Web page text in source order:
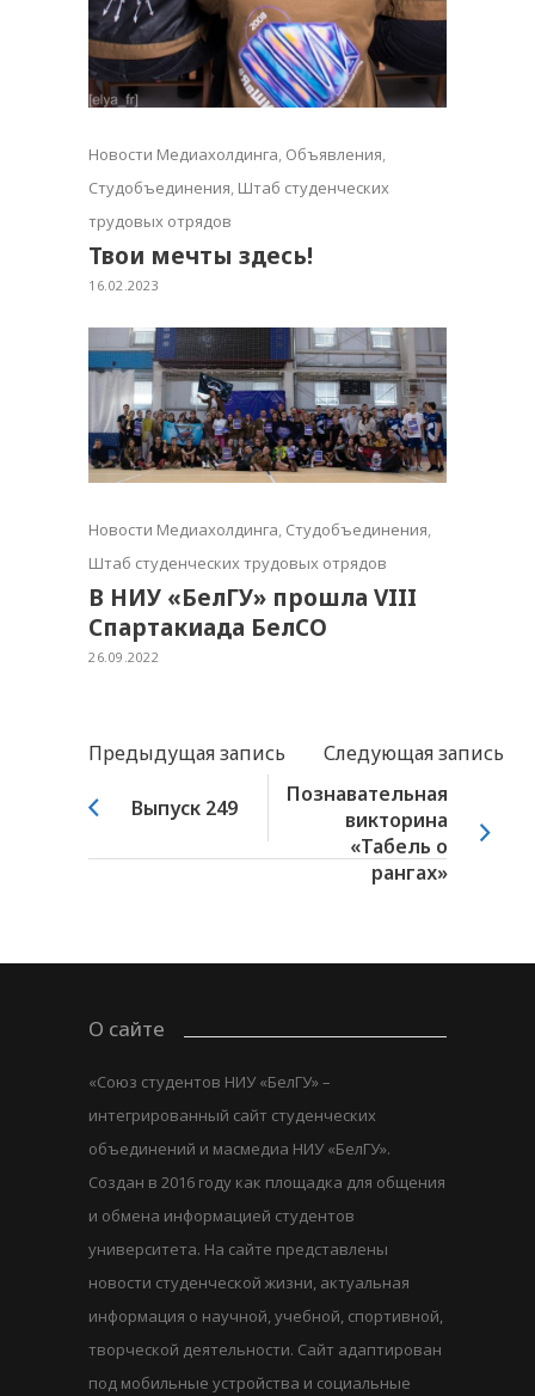
Новости Медиахолдинга Объявления
Студобъединения Штаб студенческих
трудовых отрядов
Твои мечты здесь!
16.02.2023
Новости Медиахолдинга, Студобъединения,
Штаб студенческих трудовых отрядов
В НИУ «БелГУ» прошла VIII
Спартакиада БелСО
26.09.2022
Предыдущая запись Следующая запись
Выпуск 249
Познавательная
викторина
«Табель о
рангах»
О сайте
«Союз студентов НИУ «БелГУ» –
интегрированный сайт студенческих
объединений и масмедиа НИУ «БелГУ».
Создан в 2016 году как площадка для общения
и обмена информацией студентов
университета. На сайте представлены
новости студенческой жизни, актуальная
информация о научной, учебной, спортивной,
творческой деятельности. Сайт адаптирован
под мобильные устройства и социальные